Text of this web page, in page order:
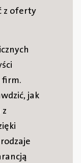
z oferty
firm.
jak